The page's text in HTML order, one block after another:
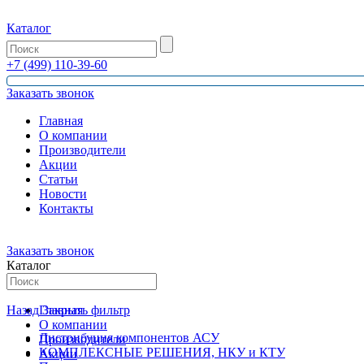
Каталог
+7 (499) 110-39-60
Заказать звонок
Главная
О компании
Производители
Акции
Статьи
Новости
Контакты
Заказать звонок
Каталог
Главная
О компании
Производители
Акции
Назад Закрыть фильтр
Дистрибуция компонентов АСУ
КОМПЛЕКСНЫЕ РЕШЕНИЯ, НКУ и КТУ